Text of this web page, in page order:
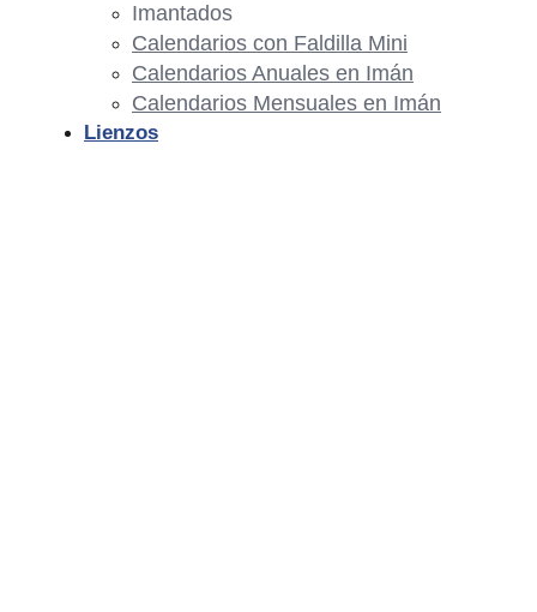
Imantados
Calendarios con Faldilla Mini
Calendarios Anuales en Imán
Calendarios Mensuales en Imán
Lienzos